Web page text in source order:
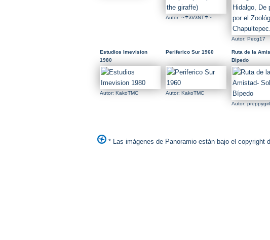
Autor: ~☂λVλNT☂~
Autor: Pecg17
Estudios Imevision
1980
Autor: KakoTMC
Periferico Sur 1960
Autor: KakoTMC
Ruta de la
Bípedo
Autor: preppygirl
* Las imágenes de Panoramio están bajo el copyright